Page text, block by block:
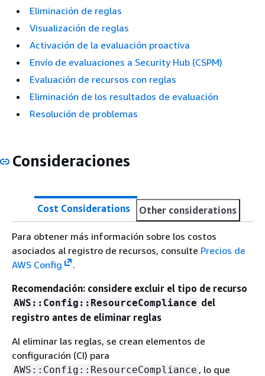
Eliminación de reglas
Visualización de reglas
Activación de la evaluación proactiva
Envío de evaluaciones a Security Hub (CSPM)
Evaluación de recursos con reglas
Eliminación de los resultados de evaluación
Resolución de problemas
Consideraciones
Cost Considerations Other considerations
Para obtener más información sobre los costos
asociados al registro de recursos, consulte Precios de
AWS Config
.
Recomendación: considere excluir el tipo de recurso
AWS::Config::ResourceCompliance del
registro antes de eliminar reglas
Al eliminar las reglas, se crean elementos de
configuración (CI) para
AWS::Config::ResourceCompliance , lo que